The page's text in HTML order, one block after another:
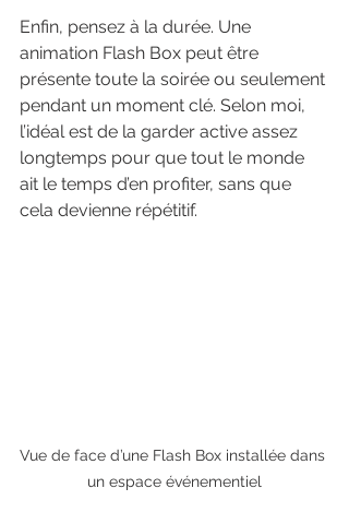
Enfin, pensez à la durée. Une
animation Flash Box peut être
présente toute la soirée ou seulement
pendant un moment clé. Selon moi,
l’idéal est de la garder active assez
longtemps pour que tout le monde
ait le temps d’en profiter, sans que
cela devienne répétitif.
Vue de face d’une Flash Box installée dans
un espace événementiel